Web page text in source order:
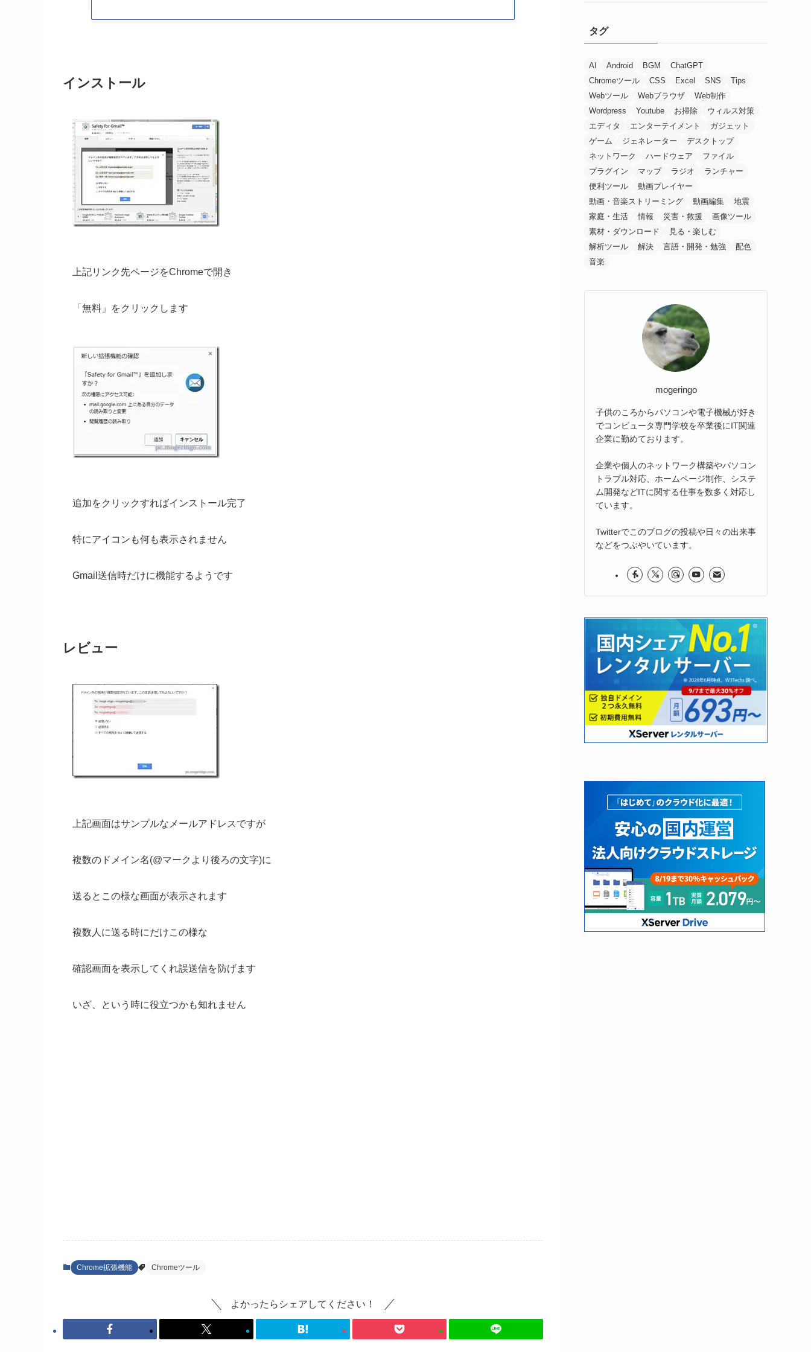
インストール
上記リンク先ページをChromeで開き
「無料」をクリックします
追加をクリックすればインストール完了
特にアイコンも何も表示されません
Gmail送信時だけに機能するようです
レビュー
上記画面はサンプルなメールアドレスですが
複数のドメイン名(@マークより後ろの文字)に
送るとこの様な画面が表示されます
複数人に送る時にだけこの様な
確認画面を表示してくれ誤送信を防げます
いざ、という時に役立つかも知れません
Chrome拡張機能 Chromeツール
よかったらシェアしてください！
タグ
AI Android BGM
ChatGPT
Chromeツール
CSS Excel SNS
Tips
Webツール
Webブラウザ
Web制作
Wordpress
Youtube お掃除
ウィルス対策
エディタ
エンターテイメント
ガジェット
ゲーム
ジェネレーター
デスクトップ
ネットワーク
ハードウェア
ファイル
プラグイン
マップ ラジオ
ランチャー
便利ツール
動画プレイヤー
動画・音楽ストリーミング
動画編集
地震
家庭・生活
情報 災害・救援
画像ツール
素材・ダウンロード
見る・楽しむ
解析ツール
解決 言語・開発・勉強
配色
音楽
mogeringo
子供のころからパソコンや電子機械が好き
でコンピュータ専門学校を卒業後にIT関連
企業に勤めております。
企業や個人のネットワーク構築やパソコン
トラブル対応、ホームページ制作、システ
ム開発などITに関する仕事を数多く対応し
ています。
Twitterでこのブログの投稿や日々の出来事
などをつぶやいています。